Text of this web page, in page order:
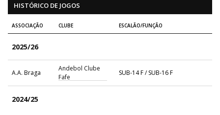
HISTÓRICO DE JOGOS
ASSOCIAÇÃO CLUBE ESCALÃO/FUNÇÃO
2025/26
A.A. Braga
Andebol Clube
Fafe
SUB-14 F / SUB-16 F
2024/25